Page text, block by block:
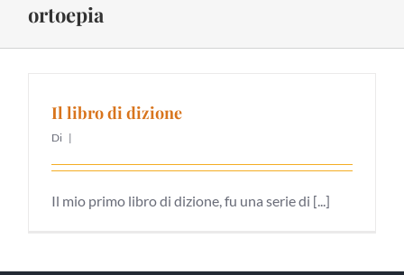
ortoepia
Il libro di dizione
Di |
Il mio primo libro di dizione, fu una serie di [...]